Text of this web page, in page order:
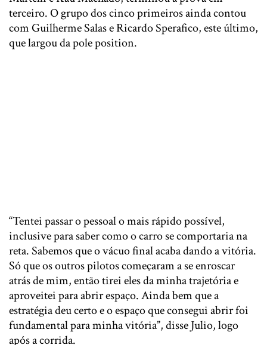
terceiro. O grupo dos cinco primeiros ainda contou
com Guilherme Salas e Ricardo Sperafico, este último,
que largou da pole position.
“Tentei passar o pessoal o mais rápido possível,
inclusive para saber como o carro se comportaria na
reta. Sabemos que o vácuo final acaba dando a vitória.
Só que os outros pilotos começaram a se enroscar
atrás de mim, então tirei eles da minha trajetória e
aproveitei para abrir espaço. Ainda bem que a
estratégia deu certo e o espaço que consegui abrir foi
fundamental para minha vitória”, disse Julio, logo
após a corrida.